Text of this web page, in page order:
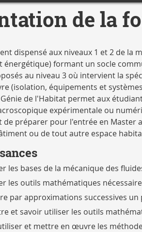
de la
dispensé aux niveaux 1 et 2 de
énergétique) formant un socle
au niveau 3 où intervient la
(isolation, équipements et
de l'Habitat permet aux
expérimentale ou
préparer pour l'entrée en Master
ou de tout autre espace
les bases de la mécanique des
les outils mathématiques
par approximations successives
et savoir utiliser les outils
et mettre en œuvre les